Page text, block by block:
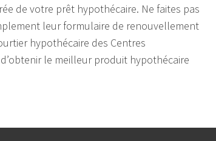
de votre prêt hypothécaire. Ne faites pas
leur formulaire de renouvellement
hypothécaire des Centres
le meilleur produit hypothécaire